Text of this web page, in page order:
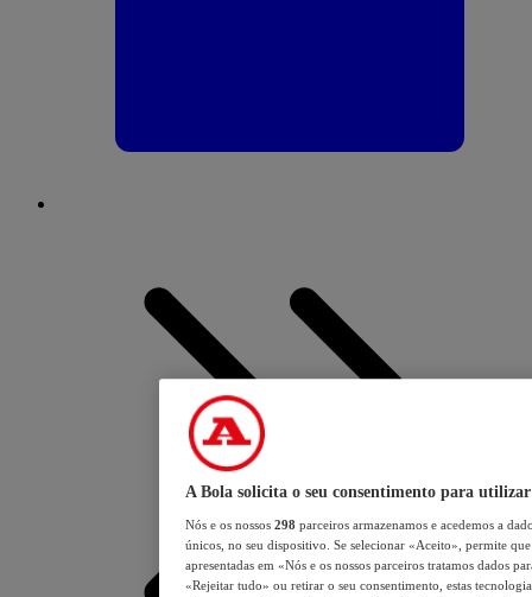
A Bola solicita o seu consentimento para utilizar
Nós e os nossos 298 parceiros armazenamos e acedemos a
únicos, no seu dispositivo. Se selecionar «Aceito», permite
apresentadas em «Nós e os nossos parceiros tratamos dados
«Rejeitar tudo» ou retirar o seu consentimento, estas